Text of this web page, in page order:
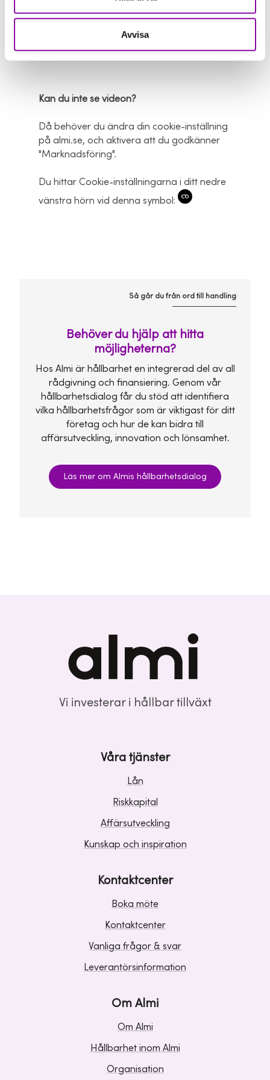
Avvisa
Kan du inte se videon?
Då behöver du ändra din cookie-inställning
på almi.se, och aktivera att du godkänner
"Marknadsföring".
Du hittar Cookie-inställningarna i ditt nedre
vänstra hörn vid denna symbol:
Så går du från ord till handling
Behöver du hjälp att hitta
möjligheterna?
Hos Almi är hållbarhet en integrerad del av all
rådgivning och finansiering. Genom vår
hållbarhetsdialog får du stöd att identifiera
vilka hållbarhetsfrågor som är viktigast för ditt
företag och hur de kan bidra till
affärsutveckling, innovation och lönsamhet.
Läs mer om Almis hållbarhetsdialog
Vi investerar i hållbar tillväxt
Våra tjänster
Lån
Riskkapital
Affärsutveckling
Kunskap och inspiration
Kontaktcenter
Boka möte
Kontaktcenter
Vanliga frågor & svar
Leverantörsinformation
Om Almi
Om Almi
Hållbarhet inom Almi
Organisation